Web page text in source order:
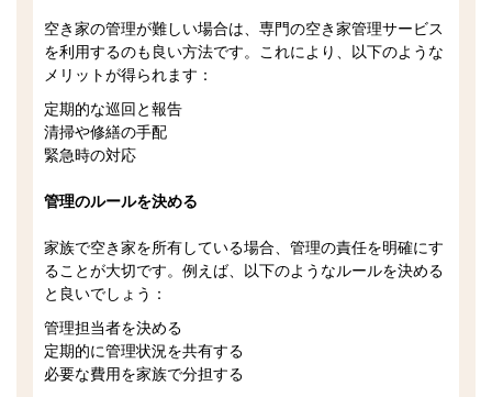
空き家の管理が難しい場合は、専門の空き家管理サービス
を利用するのも良い方法です。これにより、以下のような
メリットが得られます：
定期的な巡回と報告
清掃や修繕の手配
緊急時の対応
管理のルールを決める
家族で空き家を所有している場合、管理の責任を明確にす
ることが大切です。例えば、以下のようなルールを決める
と良いでしょう：
管理担当者を決める
定期的に管理状況を共有する
必要な費用を家族で分担する